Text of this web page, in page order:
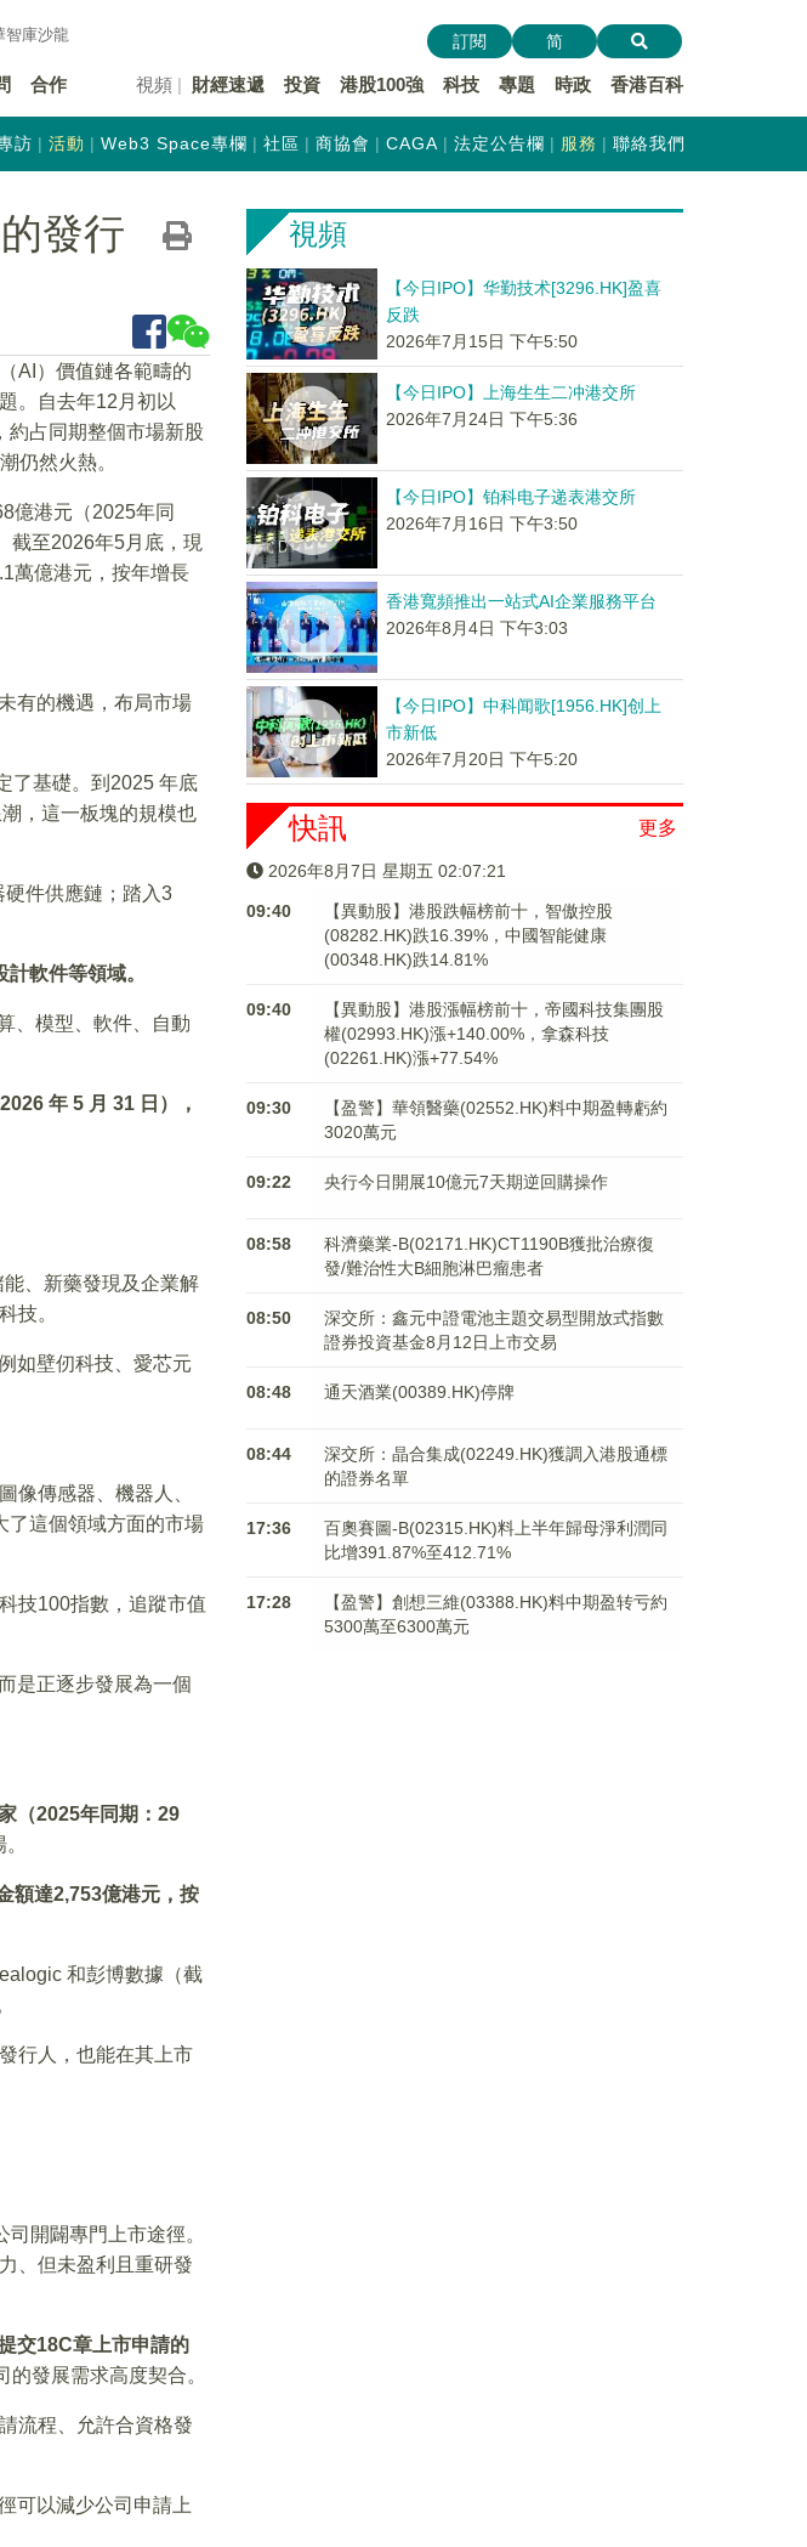
智庫沙龍
合作 視頻 財經速遞 投資 港股100強 科技 專題 時政 香港百科
訂閱 简
訪 活動 Web3 Space專欄 社區 商協會 CAGA 法定公告欄 服務 聯絡我們
發行
AI）價值鏈各範疇的
。自去年12月初以
約占同期整個市場新股
仍然火熱。
億港元（2025年同
截至2026年5月底，現
萬億港元，按年增長
有的機遇，布局市場
了基礎。到2025 年底
，這一板塊的規模也
件供應鏈；踏入3
軟件等領域。
、模型、軟件、自動
年 5 月 31 日），
、新藥發現及企業解
技。
如壁仞科技、愛芯元
像傳感器、機器人、
了這個領域方面的市場
技100指數，追蹤市值
是正逐步發展為一個
（2025年同期：29
額達2,753億港元，按
和彭博數據（截
行人，也能在其上市
開闢專門上市途徑。
、但未盈利且重研發
交18C章上市申請的
發展需求高度契合。
流程、允許合資格發
可以減少公司申請上
視頻
【今日IPO】华勤技术[3296.HK]盈喜
反跌
2026年7月15日 下午5:50
【今日IPO】上海生生二冲港交所
2026年7月24日 下午5:36
【今日IPO】铂科电子递表港交所
2026年7月16日 下午3:50
香港寬頻推出一站式AI企業服務平台
2026年8月4日 下午3:03
【今日IPO】中科闻歌[1956.HK]创上
市新低
2026年7月20日 下午5:20
更多
快訊
2026年8月7日 星期五 02:07:21
09:40
【異動股】港股跌幅榜前十，智傲控股
(08282.HK)跌16.39%，中國智能健康
(00348.HK)跌14.81%
09:40
【異動股】港股漲幅榜前十，帝國科技集團股
權(02993.HK)漲+140.00%，拿森科技
(02261.HK)漲+77.54%
09:30
【盈警】華領醫藥(02552.HK)料中期盈轉虧約
3020萬元
09:22 央行今日開展10億元7天期逆回購操作
08:58
科濟藥業-B(02171.HK)CT1190B獲批治療復
發/難治性大B細胞淋巴瘤患者
08:50
深交所：鑫元中證電池主題交易型開放式指數
證券投資基金8月12日上市交易
08:48 通天酒業(00389.HK)停牌
08:44
深交所：晶合集成(02249.HK)獲調入港股通標
的證券名單
17:36
百奧賽圖-B(02315.HK)料上半年歸母淨利潤同
比增391.87%至412.71%
17:28
【盈警】創想三維(03388.HK)料中期盈转亏約
5300萬至6300萬元